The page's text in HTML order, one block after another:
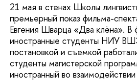
21 мая в стенах Школы
премьерный показ фильма-
Евгения Шварца «Два клёна». В
иностранные студенты НИУ
постановкой и съемкой
студенты магистерской
иностранный во взаимодействии